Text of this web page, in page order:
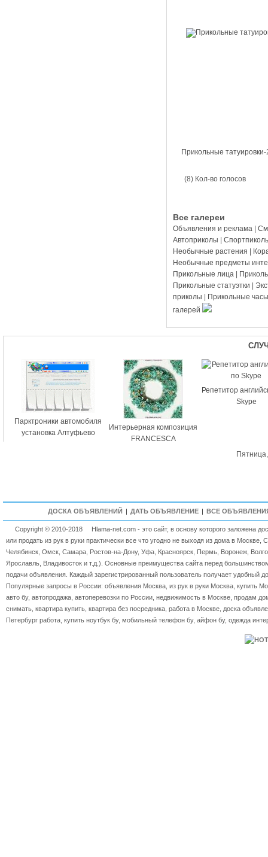
Прикольные татуировки-
(8) Кол-во голосов
Все галереи
Объявления и реклама
Автоприколы
Необычные растения
Необычные предметы
Прикольные лица
Прикольные статуэтки
приколы
Прикольные часы
галерей
Парктроники автомобиля
установка Алтуфьево
Интерьерная композиция
FRANCESCA
Репетитор
Skype
ДОСКА ОБЪЯВЛЕНИЙ | ДАТЬ ОБЪЯВЛЕНИЕ | ВСЕ
Copyright © 2010-2018
Hlama-net.com - это сайт, в основу которого заложена
или продать из рук в руки практически все что угодно не выходя из дома в
Челябинск, Омск, Самара, Ростов-на-Дону, Уфа, Красноярск, Пермь, Воронеж,
Ярославль, Владивосток и т.д.). Основные преимущества сайта перед
подачи объявления. Каждый зарегистрированный пользователь получает удобный
Популярные запросы в России: объявления Москва, из рук в руки Москва, купить
авто бу, автопродажа, автоперевозки по России, недвижимость в Москве, продам
снимать, квартира купить, квартира без посредника, работа в Москве, доска
Петербург работа, купить ноутбук бу, мобильный телефон бу, айфон бу, одежда